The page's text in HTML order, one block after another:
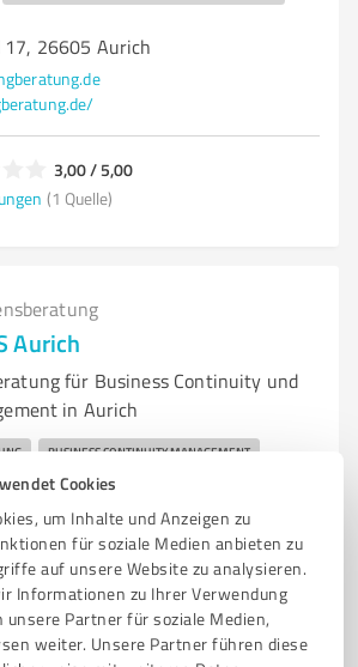
Cookies
um Inhalte und Anzeigen zu
für soziale Medien anbieten zu
auf unsere Website zu analysieren.
Informationen zu Ihrer Verwendung
unsere Partner für soziale Medien,
weiter. Unsere Partner führen diese
26605 Aurich
3,00 / 5,00
(1 Quelle)
Aurich
für Business Continuity und
in Aurich
BUSINESS CONTINUITY MANAGEMENT
KRISENMANAGEMENT
BSI-GESETZ KRITISCHE INFRASTRUKTUREN
12, 26605 Aurich